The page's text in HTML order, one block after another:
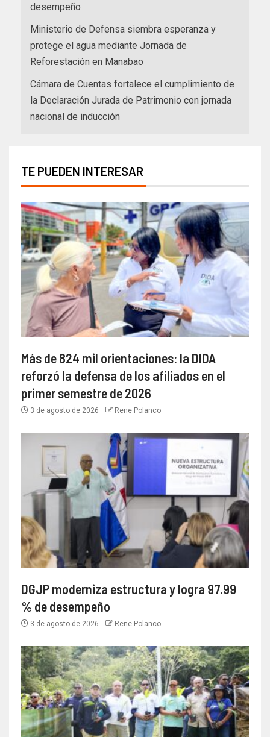
desempeño
Ministerio de Defensa siembra esperanza y
protege el agua mediante Jornada de
Reforestación en Manabao
Cámara de Cuentas fortalece el cumplimiento de
la Declaración Jurada de Patrimonio con jornada
nacional de inducción
TE PUEDEN INTERESAR
Más de 824 mil orientaciones: la DIDA
reforzó la defensa de los afiliados en el
primer semestre de 2026
3 de agosto de 2026 Rene Polanco
DGJP moderniza estructura y logra 97.99
% de desempeño
3 de agosto de 2026 Rene Polanco